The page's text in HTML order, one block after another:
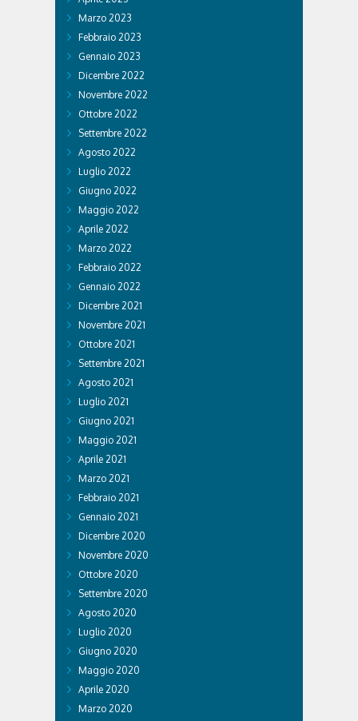
Marzo 2023
Febbraio 2023
Gennaio 2023
Dicembre 2022
Novembre 2022
Ottobre 2022
Settembre 2022
Agosto 2022
Luglio 2022
Giugno 2022
Maggio 2022
Aprile 2022
Marzo 2022
Febbraio 2022
Gennaio 2022
Dicembre 2021
Novembre 2021
Ottobre 2021
Settembre 2021
Agosto 2021
Luglio 2021
Giugno 2021
Maggio 2021
Aprile 2021
Marzo 2021
Febbraio 2021
Gennaio 2021
Dicembre 2020
Novembre 2020
Ottobre 2020
Settembre 2020
Agosto 2020
Luglio 2020
Giugno 2020
Maggio 2020
Aprile 2020
Marzo 2020